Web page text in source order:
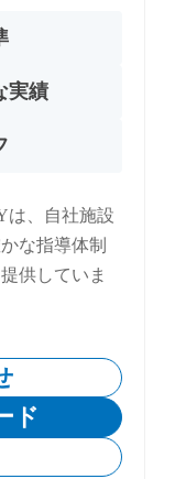
実績
は、自社施設
な指導体制
供していま
ド